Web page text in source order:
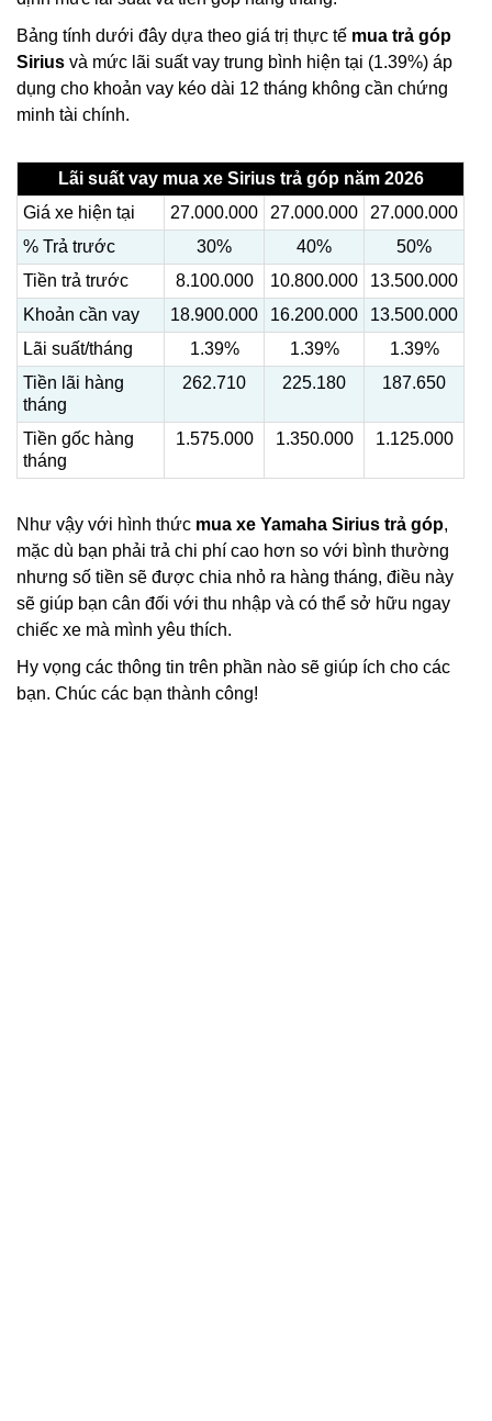
Bảng tính dưới đây dựa theo giá trị thực tế mua trả góp
Sirius và mức lãi suất vay trung bình hiện tại (1.39%) áp
dụng cho khoản vay kéo dài 12 tháng không cần chứng
minh tài chính.
Lãi suất vay mua xe Sirius trả góp năm 2026
Giá xe hiện tại
27.000.000 27.000.000
27.000.000
% Trả trước
30% 40%
50%
Tiền trả trước
8.100.000 10.800.000
13.500.000
Khoản cần vay
18.900.000 16.200.000
13.500.000
Lãi suất/tháng
1.39% 1.39%
1.39%
Tiền lãi hàng
tháng
262.710 225.180 187.650
Tiền gốc hàng
tháng
1.575.000 1.350.000 1.125.000
Như vậy với hình thức mua xe Yamaha Sirius trả góp,
mặc dù bạn phải trả chi phí cao hơn so với bình thường
nhưng số tiền sẽ được chia nhỏ ra hàng tháng, điều này
sẽ giúp bạn cân đối với thu nhập và có thể sở hữu ngay
chiếc xe mà mình yêu thích.
Hy vọng các thông tin trên phần nào sẽ giúp ích cho các
bạn. Chúc các bạn thành công!